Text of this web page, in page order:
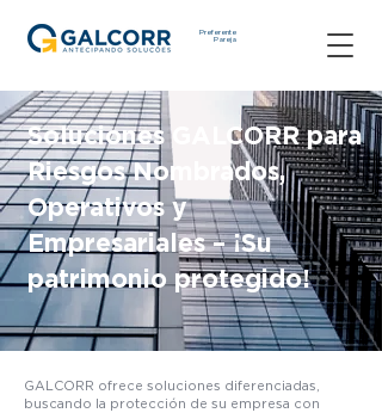
Preferente
Pareja
Soluciones GALCORR para
Riesgos Nombrados,
Operativos y
Empresariales – ¡Su
patrimonio protegido!
GALCORR ofrece soluciones diferenciadas,
buscando la protección de su empresa con